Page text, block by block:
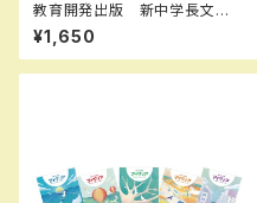
教育開発出版 新中学長文問
題集 2026年度版 新品
¥1,650